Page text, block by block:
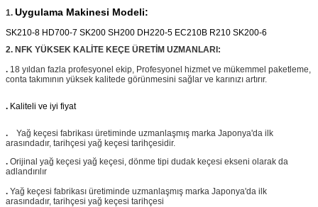
1. Uygulama Makinesi Modeli:
SK210-8 HD700-7 SK200 SH200 DH220-5 EC210B R210 SK200-6
2. NFK YÜKSEK KALİTE KEÇE ÜRETİM UZMANLARI:
. 18 yıldan fazla profesyonel ekip, Profesyonel hizmet ve mükemmel paketleme,
conta takımının yüksek kalitede görünmesini sağlar ve karınızı artırır.
. Kaliteli ve iyi fiyat
.
Yağ keçesi fabrikası üretiminde uzmanlaşmış marka Japonya'da ilk
arasındadır, tarihçesi yağ keçesi tarihçesidir.
. Orijinal yağ keçesi yağ keçesi, dönme tipi dudak keçesi ekseni olarak da
adlandırılır
. Yağ keçesi fabrikası üretiminde uzmanlaşmış marka Japonya'da ilk
arasındadır, tarihçesi yağ keçesi tarihçesi